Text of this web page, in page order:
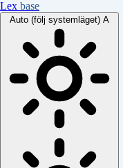
Lex base
Auto (följ systemläget) A